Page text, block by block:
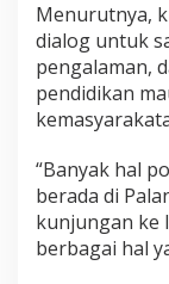
Menurutnya,
dialog untuk
pengalaman,
pendidikan
“Banyak hal
berada di
kunjungan ke
berbagai hal